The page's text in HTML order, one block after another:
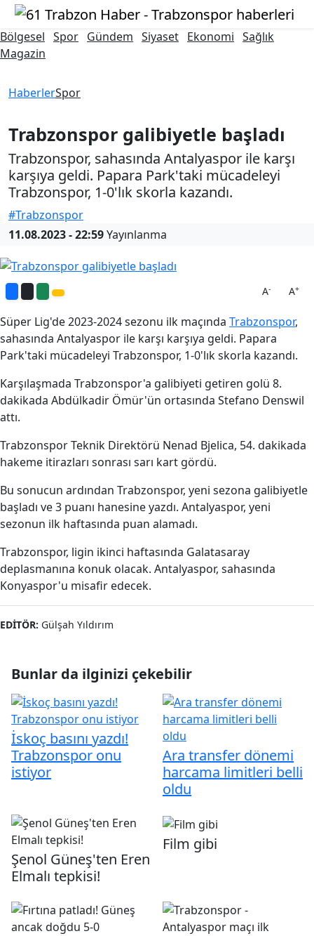
Bölgesel Spor Gündem Siyaset Ekonomi Sağlık
Magazin
HaberlerSpor
Trabzonspor galibiyetle başladı
Trabzonspor, sahasında Antalyaspor ile karşı
karşıya geldi. Papara Park'taki mücadeleyi
Trabzonspor, 1-0'lık skorla kazandı.
#Trabzonspor
11.08.2023 - 22:59Yayınlanma
A- A+
Süper Lig'de 2023-2024 sezonu ilk maçında Trabzonspor,
sahasında Antalyaspor ile karşı karşıya geldi. Papara
Park'taki mücadeleyi Trabzonspor, 1-0'lık skorla kazandı.
Karşılaşmada Trabzonspor'a galibiyeti getiren golü 8.
dakikada Abdülkadir Ömür'ün ortasında Stefano Denswil
attı.
Trabzonspor Teknik Direktörü Nenad Bjelica, 54. dakikada
hakeme itirazları sonrası sarı kart gördü.
Bu sonucun ardından Trabzonspor, yeni sezona galibiyetle
başladı ve 3 puanı hanesine yazdı. Antalyaspor, yeni
sezonun ilk haftasında puan alamadı.
Trabzonspor, ligin ikinci haftasında Galatasaray
deplasmanına konuk olacak. Antalyaspor, sahasında
Konyaspor'u misafir edecek.
EDITÖR: Gülşah Yıldırım
Bunlar da ilginizi çekebilir
İskoç basını yazdı!
Trabzonspor onu
istiyor
Ara transfer dönemi
harcama limitleri belli
oldu
Şenol Güneş'ten Eren
Elmalı tepkisi!
Film gibi